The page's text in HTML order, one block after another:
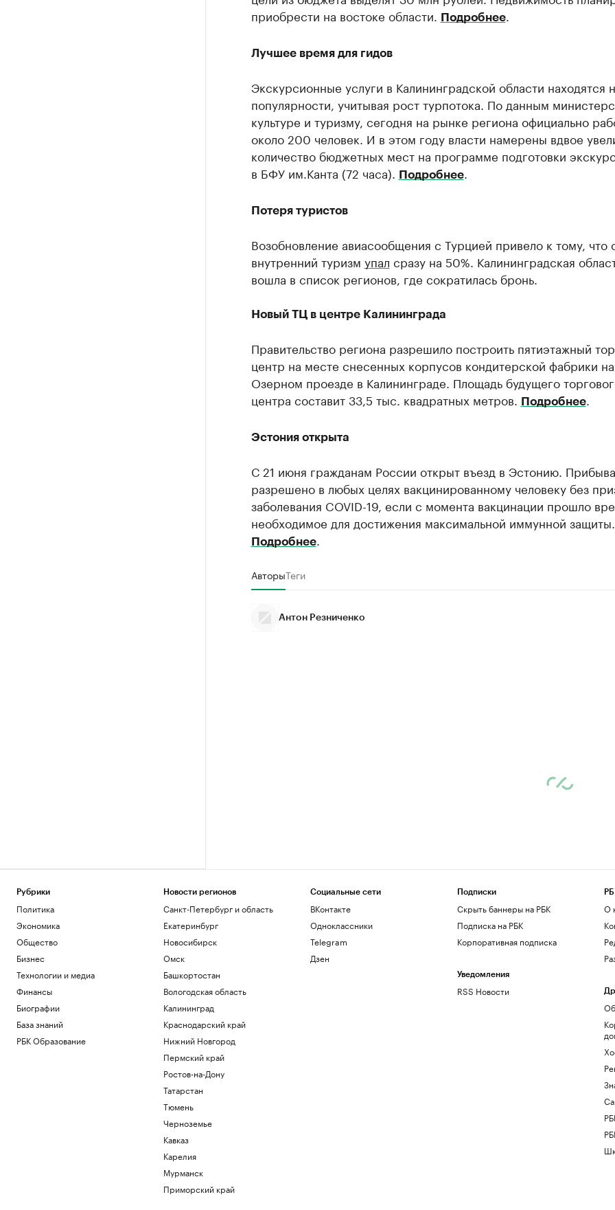
приобрести на востоке области.
Подробнее.
Лучшее время для гидов
Экскурсионные услуги в Калининградской области находятся
популярности, учитывая рост турпотока. По данным
культуре и туризму, сегодня на рынке региона официально
около 200 человек. И в этом году власти намерены вдвое
количество бюджетных мест на программе подготовки
в БФУ им.Канта (72 часа).
Подробнее.
Потеря туристов
Возобновление авиасообщения с Турцией привело к тому, что
внутренний туризм упал сразу на 50%. Калининградская
вошла в список регионов, где сократилась бронь.
Новый ТЦ в центре Калининграда
Правительство региона разрешило построить пятиэтажный
центр на месте снесенных корпусов кондитерской фабрики на
Озерном проезде в Калининграде. Площадь будущего
центра составит 33,5 тыс. квадратных метров.
Подробнее.
Эстония открыта
С 21 июня гражданам России открыт въезд в Эстонию.
разрешено в любых целях вакцинированному человеку без
заболевания COVID-19, если с момента вакцинации прошло
необходимое для достижения максимальной иммунной защиты.
Подробнее.
АвторыТеги
Антон Резниченко
Рубрики
Политика
Экономика
Общество
Бизнес
Технологии и медиа
Финансы
Биографии
База знаний
РБК Образование
Новости регионов
Санкт-Петербург и область
Екатеринбург
Новосибирск
Омск
Башкортостан
Вологодская область
Калининград
Краснодарский край
Нижний Новгород
Пермский край
Ростов-на-Дону
Татарстан
Тюмень
Черноземье
Кавказ
Карелия
Мурманск
Приморский край
Социальные сети
ВКонтакте
Одноклассники
Telegram
Дзен
Подписки
Скрыть баннеры на РБК
Подписка на РБК
Корпоративная подписка
Уведомления
RSS Новости
О